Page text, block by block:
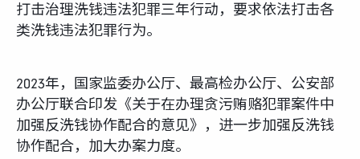
打击治理洗钱违法犯罪三年行动，要求依法打击各
类洗钱违法犯罪行为。
2023年，国家监委办公厅、最高检办公厅、公安部
办公厅联合印发《关于在办理贪污贿赂犯罪案件中
加强反洗钱协作配合的意见》，进一步加强反洗钱
协作配合，加大办案力度。